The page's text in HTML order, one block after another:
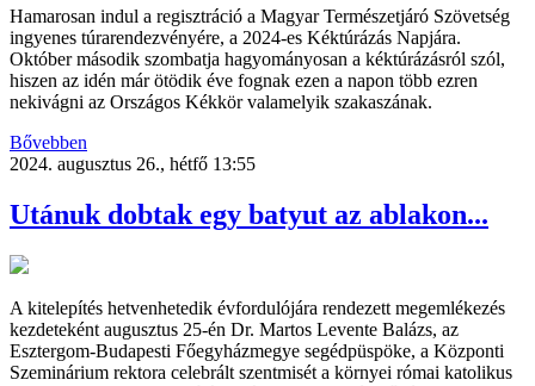
Hamarosan indul a regisztráció a Magyar Természetjáró Szövetség
ingyenes túrarendezvényére, a 2024-es Kéktúrázás Napjára.
Október második szombatja hagyományosan a kéktúrázásról szól,
hiszen az idén már ötödik éve fognak ezen a napon több ezren
nekivágni az Országos Kékkör valamelyik szakaszának.
Bővebben
2024. augusztus 26., hétfő 13:55
Utánuk dobtak egy batyut az ablakon...
A kitelepítés hetvenhetedik évfordulójára rendezett megemlékezés
kezdeteként augusztus 25-én Dr. Martos Levente Balázs, az
Esztergom-Budapesti Főegyházmegye segédpüspöke, a Központi
Szeminárium rektora celebrált szentmisét a környei római katolikus